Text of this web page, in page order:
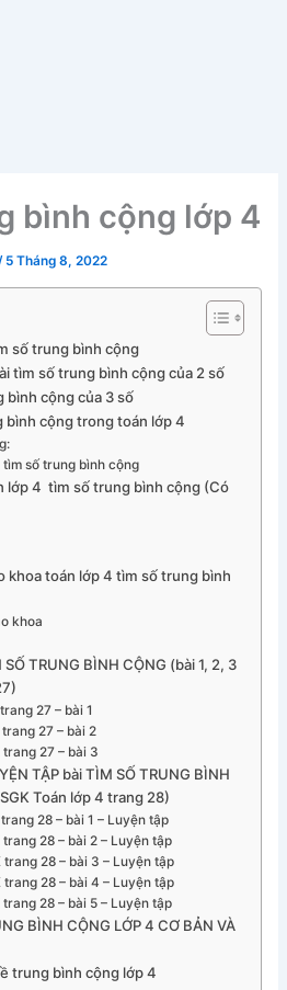
bình cộng lớp 4
5 Tháng 8, 2022
số trung bình cộng
tìm số trung bình cộng của 2 số
bình cộng của 3 số
bình cộng trong toán lớp 4
số trung bình cộng
lớp 4 tìm số trung bình cộng (Có
khoa toán lớp 4 tìm số trung bình
khoa
TRUNG BÌNH CỘNG (bài 1, 2, 3
27 – bài 1
27 – bài 2
27 – bài 3
TẬP bài TÌM SỐ TRUNG BÌNH
Toán lớp 4 trang 28)
28 – bài 1 – Luyện tập
28 – bài 2 – Luyện tập
trang 28 – bài 3 – Luyện tập
trang 28 – bài 4 – Luyện tập
28 – bài 5 – Luyện tập
BÌNH CỘNG LỚP 4 CƠ BẢN VÀ
trung bình cộng lớp 4